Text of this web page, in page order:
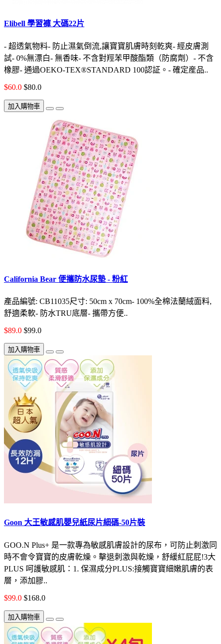
Elibell 學習褲 大碼22片
- 超透氣物料- 防止濕氣倒流,讓寶寶肌膚時刻乾爽- 經皮膚測
試- 0%無漂白- 無香味- 不含對羥苯甲酸酯類（防腐劑）- 不含
橡膠- 通過OEKO-TEX®STANDARD 100認証。- 確定産品..
$60.0 $80.0
加入購物車
California Bear 便攜防水尿墊 - 粉紅
產品編號: CB11035尺寸: 50cm x 70cm- 100%全棉法蘭絨面料,
舒適柔軟- 防水TRU底層- 攜帶方便..
$89.0 $99.0
加入購物車
Goon 大王敏感肌嬰兒紙尿片細碼-50片裝
GOO.N Plus+ 是一款專為敏感肌膚設計的尿布，可防止刺激同
時不會令寶寶的皮膚乾燥。擊退刺激與乾燥，舒緩紅屁屁!3大
PLUS 呵護敏感肌：1. 保濕成分PLUS:接觸寶寶細嫩肌膚的表
層，添加膠..
$99.0 $168.0
加入購物車